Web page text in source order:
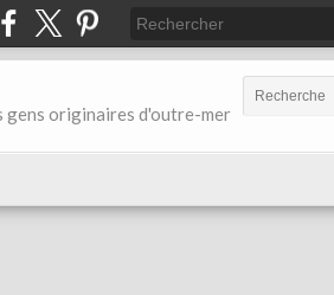
gens originaires d'outre-mer